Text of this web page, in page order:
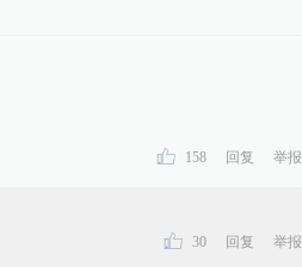
158 回复 举报
30 回复 举报